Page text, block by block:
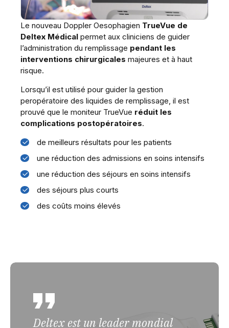
Le nouveau Doppler Oesophagien TrueVue de
Deltex Médical permet aux cliniciens de guider
l’administration du remplissage pendant les
interventions chirurgicales majeures et à haut
risque.
Lorsqu’il est utilisé pour guider la gestion
peropératoire des liquides de remplissage, il est
prouvé que le moniteur TrueVue réduit les
complications postopératoires.
de meilleurs résultats pour les patients
une réduction des admissions en soins intensifs
une réduction des séjours en soins intensifs
des séjours plus courts
des coûts moins élevés
Deltex est un leader mondial